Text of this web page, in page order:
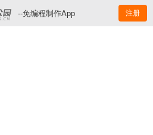
--免编程制作App 注册